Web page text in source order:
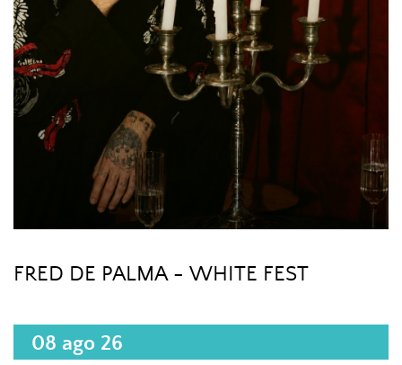
FRED DE PALMA - WHITE FEST
08 ago 26